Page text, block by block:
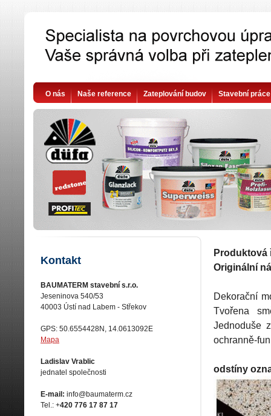
Produktová
Originální
Dekorační
Tvořena
Jednoduše
ochranně-
odstíny
Kontakt
BAUMATERM stavební s.r.o.
Jeseninova 540/53
40003 Ústí nad Labem - Střekov
GPS: 50.6554428N, 14.0613092E
Mapa
Ladislav Vrablic
jednatel společnosti
E-mail: info@baumaterm.cz
Tel.: +420 776 17 87 17
O nás Naše reference Zateplování budov Stavební práce